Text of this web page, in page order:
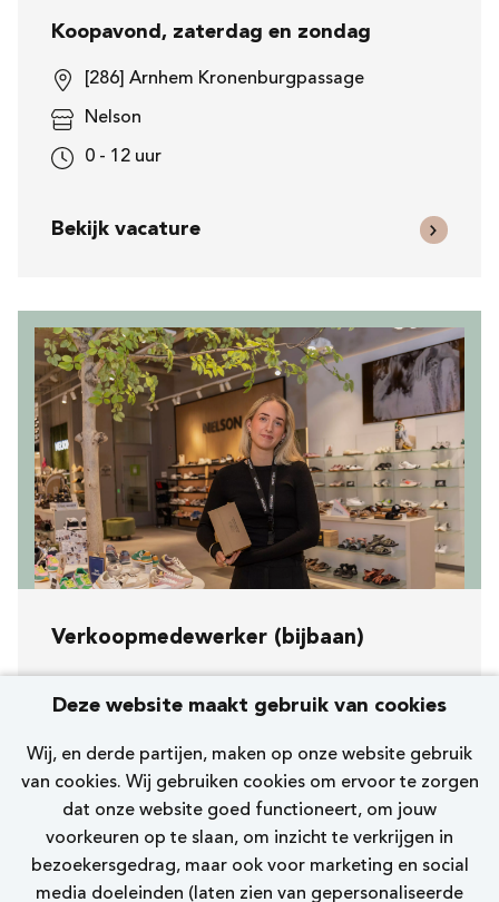
Deze website maakt gebruik van cookies
Wij, en derde partijen, maken op onze website gebruik
van cookies. Wij gebruiken cookies om ervoor te zorgen
dat onze website goed functioneert, om jouw
voorkeuren op te slaan, om inzicht te verkrijgen in
bezoekersgedrag, maar ook voor marketing en social
media doeleinden (laten zien van gepersonaliseerde
Koopavond, zaterdag en zondag
[286] Arnhem Kronenburgpassage
Nelson
0 - 12 uur
Bekijk vacature
Verkoopmedewerker (bijbaan)
Nelson
0 - 12 uur
Bekijk vacature